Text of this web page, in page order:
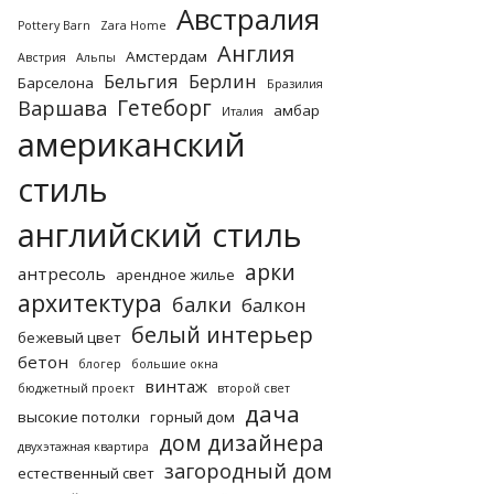
Pottery Barn Zara Home Австралия
Австрия Альпы Амстердам Англия
Барселона Бельгия Берлин Бразилия
Варшава Гетеборг Италия амбар
американский
стиль
английский стиль
антресоль арендное жилье арки
архитектура балки балкон
бежевый цвет белый интерьер
бетон блогер
большие окна
бюджетный проект
винтаж второй свет
высокие потолки горный дом дача
двухэтажная квартира дом дизайнера
естественный свет загородный дом